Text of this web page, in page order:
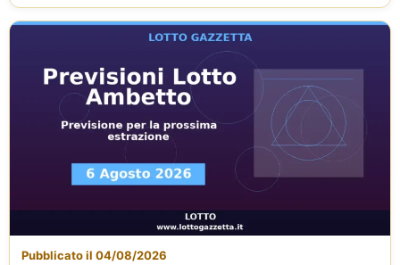
Pubblicato il 04/08/2026